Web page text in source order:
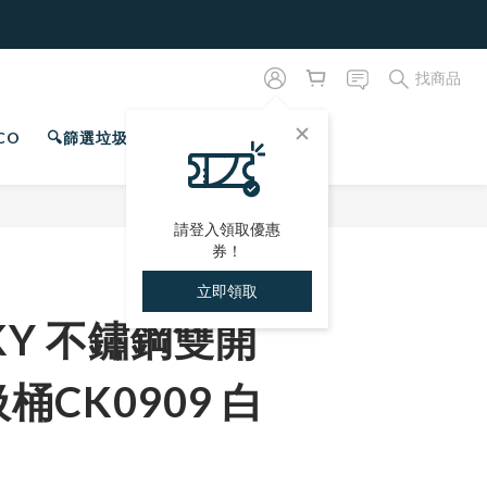
請登入領取優惠
券！
立即領取
找商品
🔍篩選垃圾桶
不鏽鋼雙開
CK0909 白